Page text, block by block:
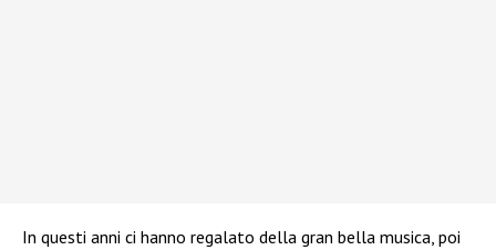
In questi anni ci hanno regalato della gran bella musica, poi